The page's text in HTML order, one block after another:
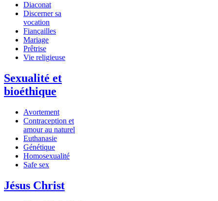
Diaconat
Discerner sa
vocation
Fiançailles
Mariage
Prêtrise
Vie religieuse
Sexualité et
bioéthique
Avortement
Contraception et
amour au naturel
Euthanasie
Génétique
Homosexualité
Safe sex
Jésus Christ